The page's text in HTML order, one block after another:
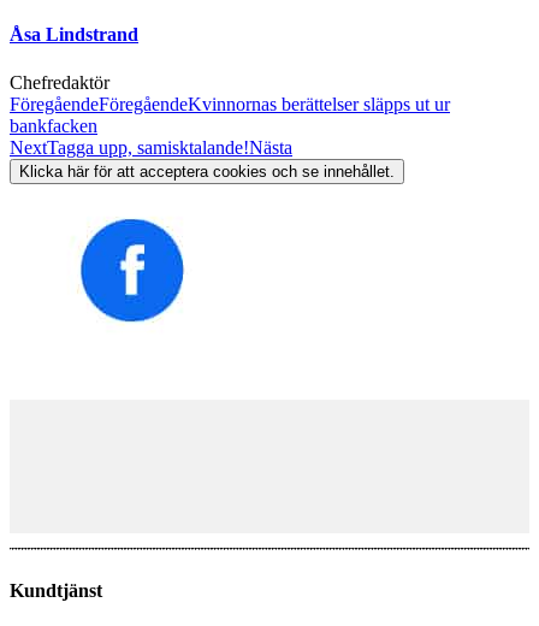
Åsa Lindstrand
Chefredaktör
FöregåendeFöregåendeKvinnornas berättelser släpps ut ur
bankfacken
NextTagga upp, samisktalande!Nästa
Klicka här för att acceptera cookies och se innehållet.
Kundtjänst